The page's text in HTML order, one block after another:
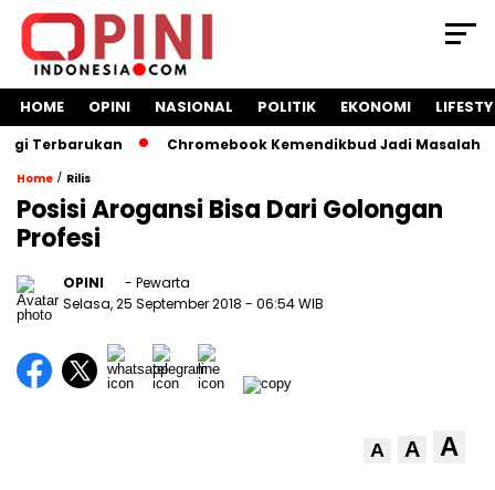
HOME OPINI NASIONAL POLITIK EKONOMI
Chromebook Kemendikbud Jadi Masalah
Home / Rilis
Posisi Arogansi Bisa Dari Golongan
Profesi
OPINI
- Pewarta
Selasa, 25 September 2018 - 06:54 WIB
A A A